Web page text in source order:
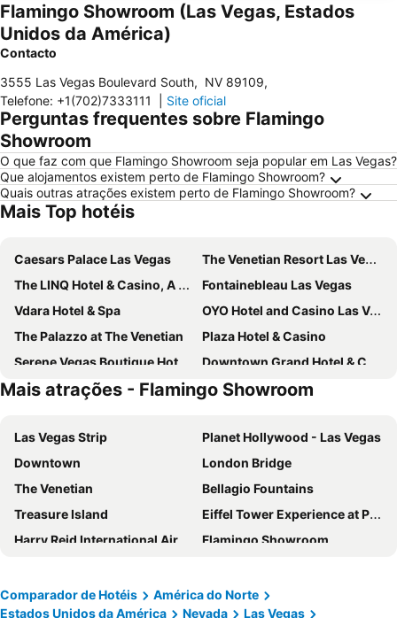
Flamingo Showroom (Las Vegas, Estados
Unidos da América)
Contacto
3555 Las Vegas Boulevard South, NV 89109,
Telefone: +1(702)7333111 Site oficial
Perguntas frequentes sobre Flamingo
Showroom
O que faz com que Flamingo Showroom seja popular em Las Vegas?
Que alojamentos existem perto de Flamingo Showroom?
Quais outras atrações existem perto de Flamingo Showroom?
Mais Top hotéis
Caesars Palace Las Vegas
The Venetian Resort Las Vegas
The LINQ Hotel & Casino, A Caesars Destination
Fontainebleau Las Vegas
Vdara Hotel & Spa
OYO Hotel and Casino Las Vegas
The Palazzo at The Venetian
Plaza Hotel & Casino
Serene Vegas Boutique Hotel Las Vegas
Downtown Grand Hotel & Casino
Silver Sevens Hotel & Casino
The Westin Las Vegas Hotel & Spa
Four Queens Hotel and Casino
The Vanderpump Las Vegas Hotel & Casino - A Caesars Rewards Destination
Palace Station Hotel and Casino
Masquerade Tower at Rio Hotel & Casino
El Cortez Hotel and Casino
Boulder Station Hotel and Casino
Club de Soleil All-Suite Resort
Lexi Las Vegas
Oasis at Gold Spike
Goroomgo Blue Moon Bhimtal
Super 8 by Wyndham Las Vegas North Strip/Fremont St. Area
Marriott's Grand Chateau
Mais atrações - Flamingo Showroom
Las Vegas Strip
Planet Hollywood - Las Vegas
Downtown
London Bridge
The Venetian
Bellagio Fountains
Treasure Island
Eiffel Tower Experience at Paris Las Vegas
Harry Reid International Airport
Flamingo Showroom
CONNECTIONS
Eiffel Tower
Comparador de Hotéis
América do Norte
Estados Unidos da América
Nevada
Las Vegas